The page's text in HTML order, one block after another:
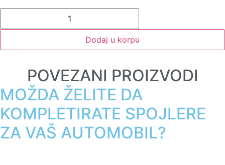
Dodaj u korpu
POVEZANI PROIZVODI
MOŽDA ŽELITE DA
KOMPLETIRATE SPOJLERE
ZA VAŠ AUTOMOBIL?